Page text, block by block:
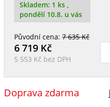
Skladem: 1 ks ,
pondělí 10.8. u vás
Původní cena:7 635 Kč
6 719Kč
5 553 Kč bez DPH
Doprava zdarma